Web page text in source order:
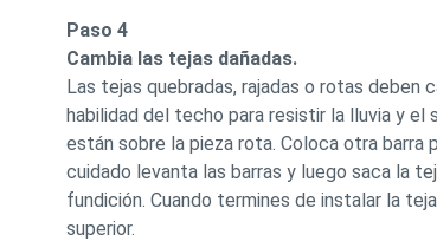
Paso 4
Cambia las tejas dañadas.
Las tejas quebradas, rajadas o rotas deben
habilidad del techo para resistir la lluvia y el
están sobre la pieza rota. Coloca otra barra
cuidado levanta las barras y luego saca la
fundición. Cuando termines de instalar la
superior.